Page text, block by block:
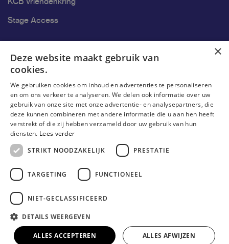
Stage Access
Onderzoek
Onderzoeksgroepen
Onderzoekers
Onderzoeker worden
© Erasmushogeschool Brussel 2026
Cookieverklaring
Gebruiksvoorwaarden
Privacyverklaring
×
Deze website maakt gebruik van
cookies.
We gebruiken cookies om inhoud en advertenties te personaliseren
en om ons verkeer te analyseren. We delen ook informatie over uw
gebruik van onze site met onze advertentie- en analysepartners, die
deze kunnen combineren met andere informatie die u aan hen heeft
verstrekt of die zij hebben verzameld door uw gebruik van hun
diensten. Lees verder
STRIKT NOODZAKELIJK
PRESTATIE
TARGETING FUNCTIONEEL
NIET-GECLASSIFICEERD
DETAILS WEERGEVEN
ALLES ACCEPTEREN ALLES AFWIJZEN